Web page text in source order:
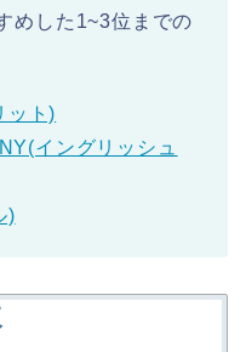
めした1~3位までの
ット)
イングリッシュ
)